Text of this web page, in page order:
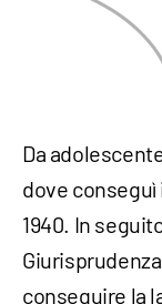
Da
dove
1940. In
conseguire la